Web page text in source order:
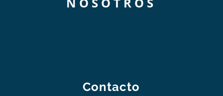
Contacto